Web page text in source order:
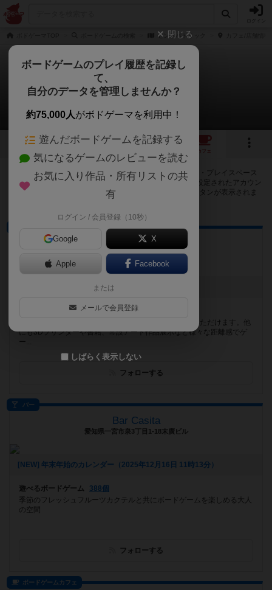
セントパトリック
セントパトリック
9店のカフェ/スペースが提供中
6 4
カフェ
セントパトリックで遊ぶことができるボードゲームカフェ・プレイスペース
が9店登録されています。公開プロフィールの都道府県が設定されたアカウン
トでログインすると、同じ都道府県内の店舗に絞り込むボタンが表示されま
arts/games ゲイセン
京都府京都市西京区桂南巽町38-1
[NEW] 2月のゲイセン（2026年02月09日 20時36分）
遊べるボードゲーム
920個
阪急桂駅から徒歩3分。 広い空間でゆったりとご利用いただけます。他
にも3Dプリンターや書籍、常設アート作品展示など様々な距離感でゲ
ー...
フォローする
バー
Bar Casita
愛知県一宮市泉3丁目1-18末廣ビル
[NEW] 年末年始のカレンダー（2025年12月16日 11時13分）
遊べるボードゲーム
388個
季節のフレッシュフルーツカクテルと共にボードゲームを楽しめる大人
の空間
フォローする
ボードゲームカフェ
閉じる
ボードゲームのプレイ履歴を記録し
て、
自分のデータを管理しませんか？
約75,000人がボドゲーマを利用中！
遊んだボードゲームを記録する
気になるゲームのレビューを読む
お気に入り作品・所有リストの共
有
ログイン / 会員登録（10秒）
Google X
Apple Facebook
または
メールで会員登録
しばらく表示しない